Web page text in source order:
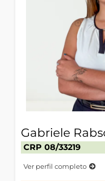
Gabriele
CRP 08/33219
Ver perfil completo